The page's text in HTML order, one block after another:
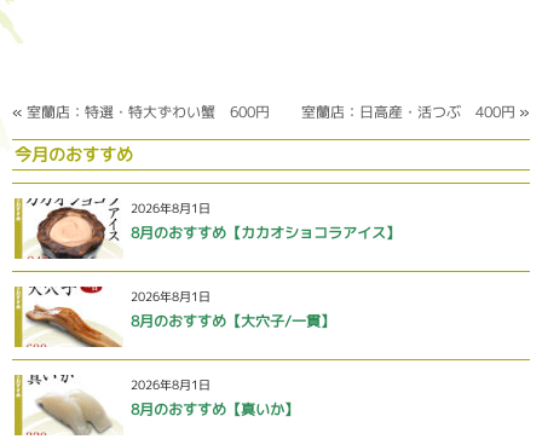
« 室蘭店：特選・特大ずわい蟹 600円 室蘭店：日高産・活つぶ 400円 »
今月のおすすめ
2026年8月1日
8月のおすすめ【カカオショコラアイス】
2026年8月1日
8月のおすすめ【大穴子/一貫】
2026年8月1日
8月のおすすめ【真いか】